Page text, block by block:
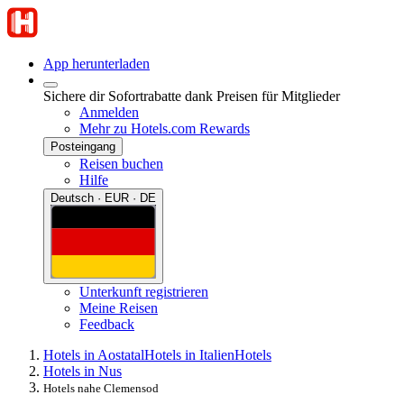
App herunterladen
Sichere dir Sofortrabatte dank Preisen für Mitglieder
Anmelden
Mehr zu Hotels.com Rewards
Posteingang
Reisen buchen
Hilfe
Deutsch · EUR · DE
Unterkunft registrieren
Meine Reisen
Feedback
Hotels in AostatalHotels in ItalienHotels
Hotels in Nus
Hotels nahe Clemensod